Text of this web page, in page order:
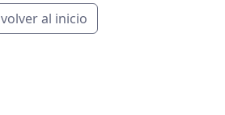
volver al inicio